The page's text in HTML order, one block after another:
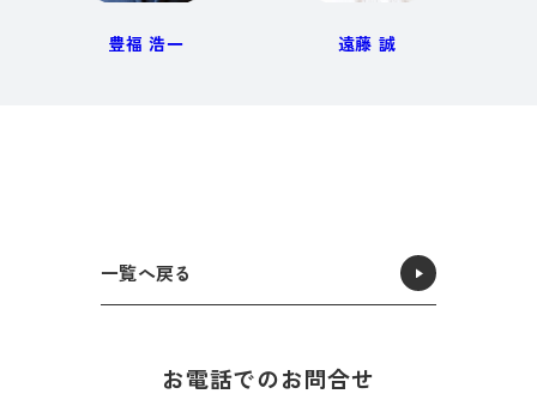
豊福 浩一 遠藤 誠
一覧へ戻る
お電話でのお問合せ